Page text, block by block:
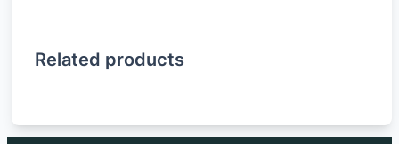
Related products